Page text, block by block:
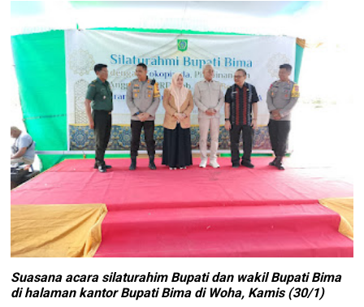
Suasana acara silaturahim Bupati dan wakil Bupati Bima
di halaman kantor Bupati Bima di Woha, Kamis (30/1)